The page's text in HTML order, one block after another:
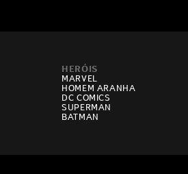
HERÓIS
MARVEL
HOMEM ARANHA
DC COMICS
SUPERMAN
BATMAN